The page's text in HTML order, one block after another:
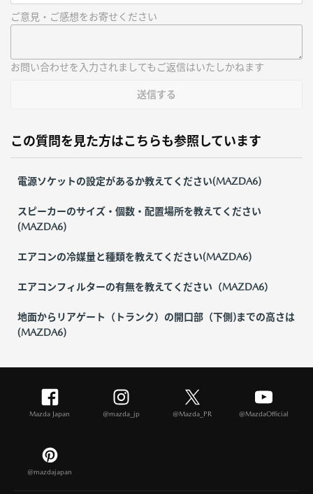
ご意見・ご感想をお寄せください
お問い合わせを入力されましてもご返信はいたしかねます
送信する
この質問を見た方はこちらも参照しています
電源ソケットの設定があるか教えてください(MAZDA6)
スピーカーのサイズ・個数・配置場所を教えてください
(MAZDA6)
エアコンの冷媒量と種類を教えてください(MAZDA6)
エアコンフィルターの有無を教えてください（MAZDA6）
地面からリアゲート（トランク）の開口部（下側)までの高さは
(MAZDA6)
Mazda Japan @mazda_jp @Mazda_PR @MazdaOfficial
@mazdajapan